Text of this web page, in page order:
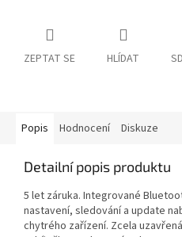
ZEPTAT SE HLÍDAT
Popis Hodnocení Diskuze
Detailní popis produktu
5 let záruka. Integrované
nastavení, sledování a update
chytrého zařízení. Zcela